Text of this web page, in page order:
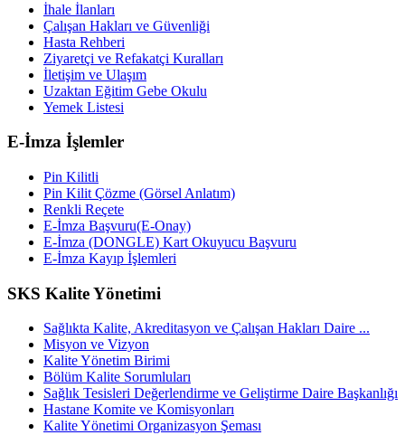
İhale İlanları
Çalışan Hakları ve Güvenliği
Hasta Rehberi
Ziyaretçi ve Refakatçi Kuralları
İletişim ve Ulaşım
Uzaktan Eğitim Gebe Okulu
Yemek Listesi
E-İmza İşlemler
Pin Kilitli
Pin Kilit Çözme (Görsel Anlatım)
Renkli Reçete
E-İmza Başvuru(E-Onay)
E-İmza (DONGLE) Kart Okuyucu Başvuru
E-İmza Kayıp İşlemleri
SKS Kalite Yönetimi
Sağlıkta Kalite, Akreditasyon ve Çalışan Hakları Daire ...
Misyon ve Vizyon
Kalite Yönetim Birimi
Bölüm Kalite Sorumluları
Sağlık Tesisleri Değerlendirme ve Geliştirme Daire Başkanlığı
Hastane Komite ve Komisyonları
Kalite Yönetimi Organizasyon Şeması